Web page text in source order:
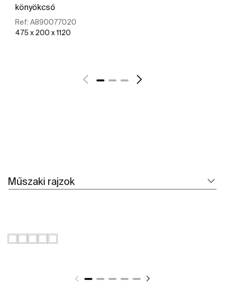
könyökcső
Ref: A890077020
475 x 200 x 1120
Műszaki rajzok